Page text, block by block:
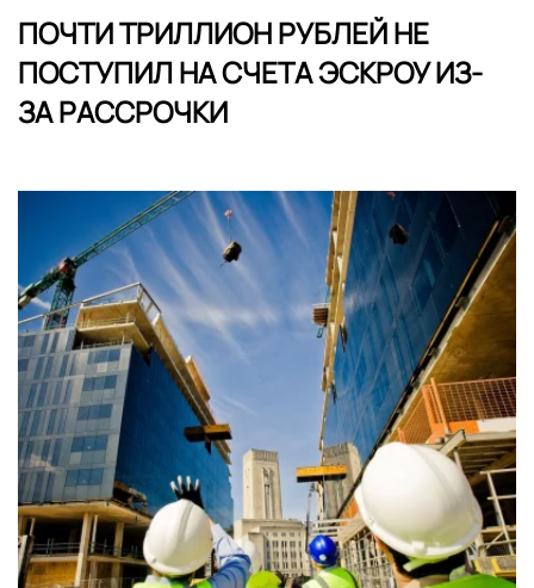
ПОЧТИ ТРИЛЛИОН РУБЛЕЙ НЕ
ПОСТУПИЛ НА СЧЕТА ЭСКРОУ ИЗ-
ЗА РАССРОЧКИ